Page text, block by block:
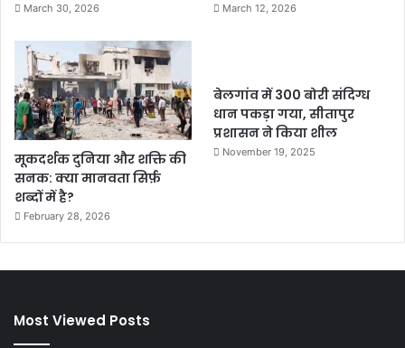
March 30, 2026 March 12, 2026
मूकदर्शक दुनिया और शक्ति की
सनक: क्या मानवता सिर्फ़
शब्दों में है?
February 28, 2026
बेलगांव में 300 बोरी संदिग्ध
धान पकड़ा गया, सीतापुर
प्रशासन ने किया शील
November 19, 2025
Most Viewed Posts